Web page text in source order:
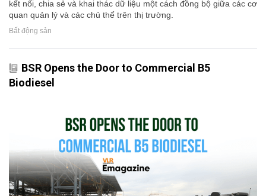
kết nối, chia sẻ và khai thác dữ liệu một cách đồng bộ giữa các cơ
quan quản lý và các chủ thể trên thị trường.
Bất động sản
BSR Opens the Door to Commercial B5
Biodiesel